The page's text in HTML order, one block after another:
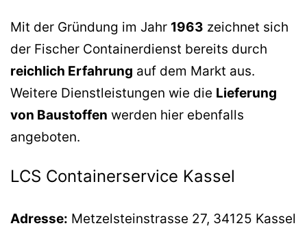
Mit der Gründung im Jahr 1963 zeichnet sich
der Fischer Containerdienst bereits durch
reichlich Erfahrung auf dem Markt aus.
Weitere Dienstleistungen wie die Lieferung
von Baustoffen werden hier ebenfalls
angeboten.
LCS Containerservice Kassel
Adresse: Metzelsteinstrasse 27, 34125 Kassel